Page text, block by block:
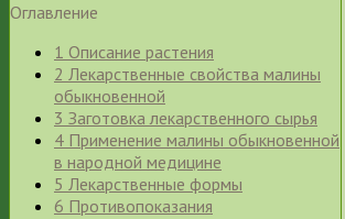
Оглавление
1 Описание растения
2 Лекарственные свойства малины
обыкновенной
3 Заготовка лекарственного сырья
4 Применение малины обыкновенной
в народной медицине
5 Лекарственные формы
6 Противопоказания